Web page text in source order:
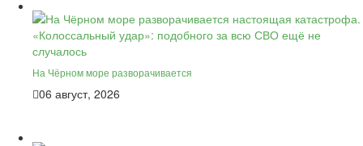
На Чёрном море разворачивается
06 август, 2026